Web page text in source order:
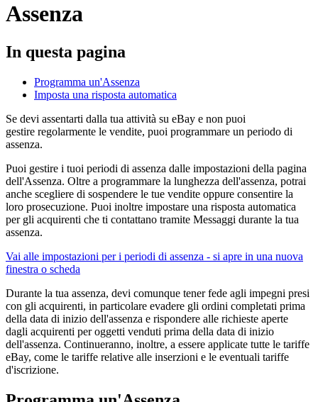
Assenza
In questa pagina
Programma un'Assenza
Imposta una risposta automatica
Se devi assentarti dalla tua attività su eBay e non puoi
gestire regolarmente le vendite, puoi programmare un periodo di
assenza.
Puoi gestire i tuoi periodi di assenza dalle impostazioni della pagina
dell'Assenza. Oltre a programmare la lunghezza dell'assenza, potrai
anche scegliere di sospendere le tue vendite oppure consentire la
loro prosecuzione. Puoi inoltre impostare una risposta automatica
per gli acquirenti che ti contattano tramite Messaggi durante la tua
assenza.
Vai alle impostazioni per i periodi di assenza - si apre in una nuova
finestra o scheda
Durante la tua assenza, devi comunque tener fede agli impegni presi
con gli acquirenti, in particolare evadere gli ordini completati prima
della data di inizio dell'assenza e rispondere alle richieste aperte
dagli acquirenti per oggetti venduti prima della data di inizio
dell'assenza. Continueranno, inoltre, a essere applicate tutte le tariffe
eBay, come le tariffe relative alle inserzioni e le eventuali tariffe
d'iscrizione.